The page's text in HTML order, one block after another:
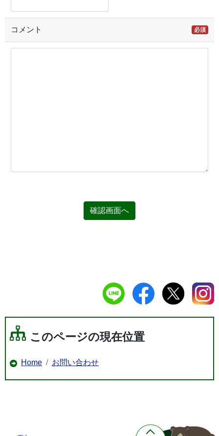
コメント 必須
確認画面へ
このページの現在位置
Home お問い合わせ